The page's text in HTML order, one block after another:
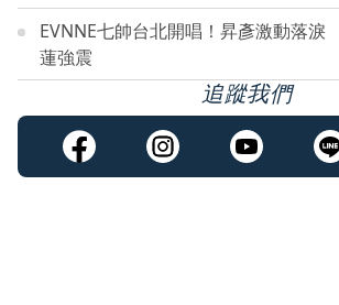
EVNNE七帥台北開唱！昇彥激動落
蓮強震
追蹤我們